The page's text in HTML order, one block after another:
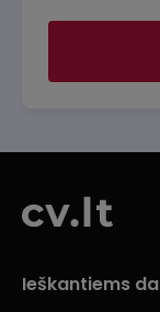
Ieškantiems